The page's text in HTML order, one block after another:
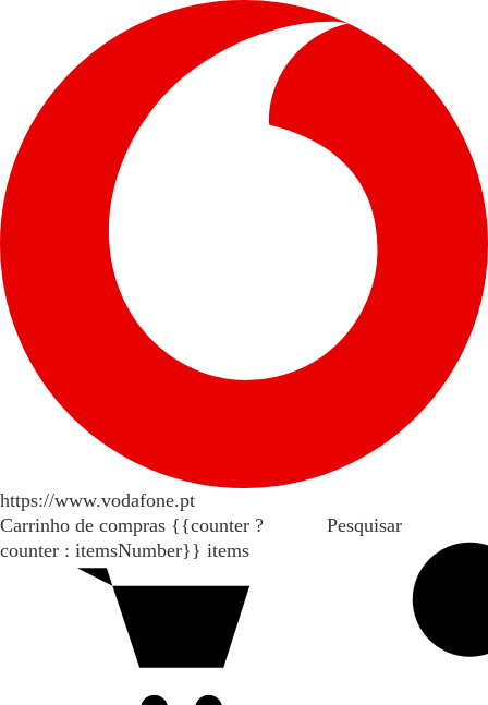
https://www.vodafone.pt
Carrinho de compras {{counter ?
counter : itemsNumber}} items
Pesquisar